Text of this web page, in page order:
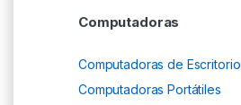
Computadoras
Computadoras de Escritorio
Computadoras Portátiles